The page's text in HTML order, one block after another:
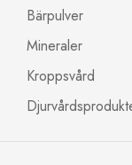
Bärpulver
Mineraler
Kroppsvård